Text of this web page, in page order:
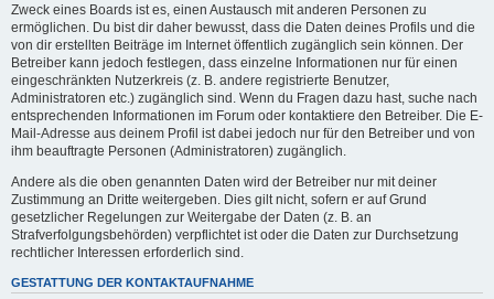
Zweck eines Boards ist es, einen Austausch mit anderen Personen zu
ermöglichen. Du bist dir daher bewusst, dass die Daten deines Profils und die
von dir erstellten Beiträge im Internet öffentlich zugänglich sein können. Der
Betreiber kann jedoch festlegen, dass einzelne Informationen nur für einen
eingeschränkten Nutzerkreis (z. B. andere registrierte Benutzer,
Administratoren etc.) zugänglich sind. Wenn du Fragen dazu hast, suche nach
entsprechenden Informationen im Forum oder kontaktiere den Betreiber. Die E-
Mail-Adresse aus deinem Profil ist dabei jedoch nur für den Betreiber und von
ihm beauftragte Personen (Administratoren) zugänglich.
Andere als die oben genannten Daten wird der Betreiber nur mit deiner
Zustimmung an Dritte weitergeben. Dies gilt nicht, sofern er auf Grund
gesetzlicher Regelungen zur Weitergabe der Daten (z. B. an
Strafverfolgungsbehörden) verpflichtet ist oder die Daten zur Durchsetzung
rechtlicher Interessen erforderlich sind.
GESTATTUNG DER KONTAKTAUFNAHME